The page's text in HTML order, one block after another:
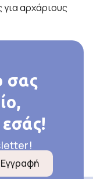
αρχάριους
σας
Εγγραφή